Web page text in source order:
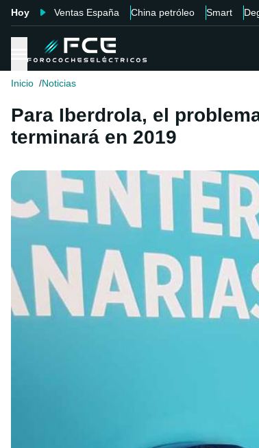
Hoy Ventas España China petróleo Smart
Inicio Noticias
Para Iberdrola, el
terminará en 2019